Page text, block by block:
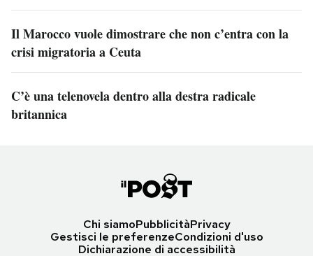
Il Marocco vuole dimostrare che non c’entra con la
crisi migratoria a Ceuta
C’è una telenovela dentro alla destra radicale
britannica
Chi siamoPubblicitàPrivacy
Gestisci le preferenzeCondizioni d'uso
Dichiarazione di accessibilità